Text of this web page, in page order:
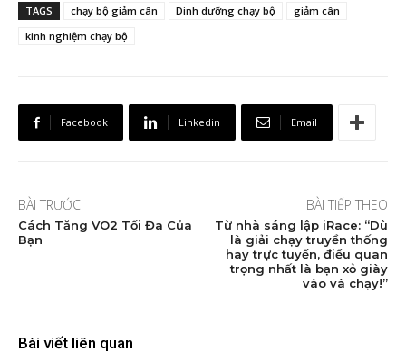
TAGS chạy bộ giảm cân Dinh dưỡng chạy bộ
giảm cân
kinh nghiệm chạy bộ
Facebook Linkedin Email
BÀI TRƯỚC
Cách Tăng VO2 Tối Đa Của
Bạn
BÀI TIẾP THEO
Từ nhà sáng lập iRace: “Dù
là giải chạy truyền thống
hay trực tuyến, điều quan
trọng nhất là bạn xỏ giày
vào và chạy!”
Bài viết liên quan